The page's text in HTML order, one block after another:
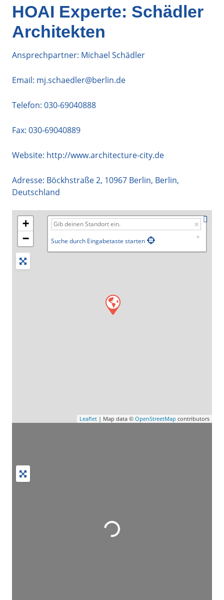
HOAI Experte: Schädler
Architekten
Ansprechpartner: Michael Schädler
Email: mj.schaedler@berlin.de
Telefon: 030-69040888
Fax: 030-69040889
Website: http://www.architecture-city.de
Adresse: Böckhstraße 2, 10967 Berlin, Berlin,
Deutschland
+
−
Suche durch Eingabetaste starten
Leaflet | Map data © OpenStreetMap contributors
Wird geladen …